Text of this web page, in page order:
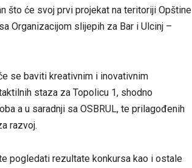
što će svoj prvi projekat na teritoriji Opštine
Organizacijom slijepih za Bar i Ulcinj –
se baviti kreativnim i inovativnim
staza za Topolicu 1, shodno
a u saradnji sa OSBRUL, te prilagođenih
razvoj.
pogledati rezultate konkursa kao i ostale